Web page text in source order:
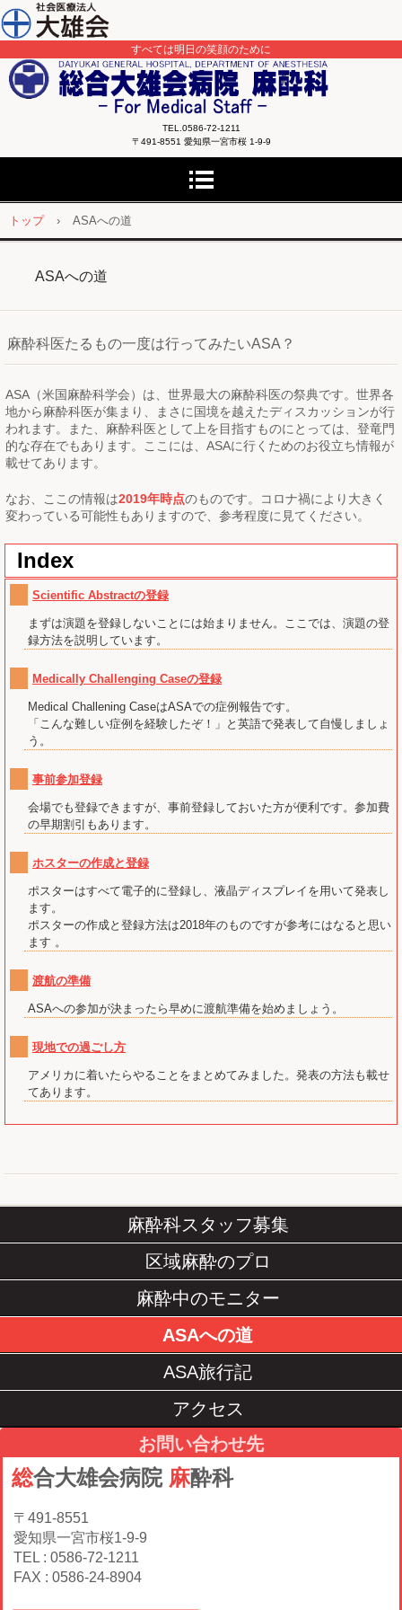
すべては明日の笑顔のために
TEL.0586-72-1211
〒491-8551 愛知県一宮市桜 1-9-9
トップ › ASAへの道
ASAへの道
麻酔科医たるもの一度は行ってみたいASA？
ASA（米国麻酔科学会）は、世界最大の麻酔科医の祭典です。世界各
地から麻酔科医が集まり、まさに国境を越えたディスカッションが行
われます。また、麻酔科医として上を目指すものにとっては、登竜門
的な存在でもあります。ここには、ASAに行くためのお役立ち情報が
載せてあります。
なお、ここの情報は2019年時点のものです。コロナ禍により大きく
変わっている可能性もありますので、参考程度に見てください。
Index
Scientific Abstractの登録
まずは演題を登録しないことには始まりません。ここでは、演題の登
録方法を説明しています。
Medically Challenging Caseの登録
Medical Challening CaseはASAでの症例報告です。
「こんな難しい症例を経験したぞ！」と英語で発表して自慢しましょ
う。
事前参加登録
会場でも登録できますが、事前登録しておいた方が便利です。参加費
の早期割引もあります。
ホスターの作成と登録
ポスターはすべて電子的に登録し、液晶ディスプレイを用いて発表し
ます。
ポスターの作成と登録方法は2018年のものですが参考にはなると思い
ます 。
渡航の準備
ASAへの参加が決まったら早めに渡航準備を始めましょう。
現地での過ごし方
アメリカに着いたらやることをまとめてみました。発表の方法も載せ
てあります。
麻酔科スタッフ募集
区域麻酔のプロ
麻酔中のモニター
ASAへの道
ASA旅行記
アクセス
お問い合わせ先
総合大雄会病院 麻酔科
〒491-8551
愛知県一宮市桜1-9-9
TEL : 0586-72-1211
FAX : 0586-24-8904